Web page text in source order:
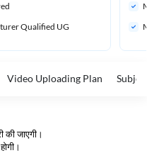
Qualified UG
Video Uploading Plan
की जाएगी।